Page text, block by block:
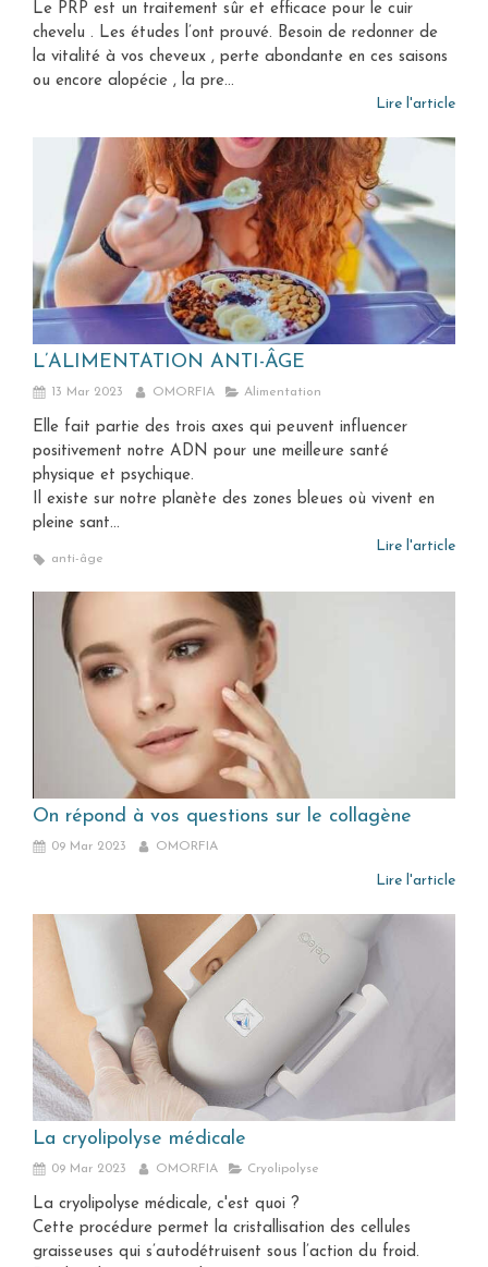
Le PRP est un traitement sûr et efficace pour le cuir
chevelu . Les études l’ont prouvé. Besoin de redonner de
la vitalité à vos cheveux , perte abondante en ces saisons
ou encore alopécie , la pre...
Lire l'article
L’ALIMENTATION ANTI-ÂGE
13 Mar 2023 OMORFIA Alimentation
Elle fait partie des trois axes qui peuvent influencer
positivement notre ADN pour une meilleure santé
physique et psychique.
Il existe sur notre planète des zones bleues où vivent en
pleine sant...
Lire l'article
anti-âge
On répond à vos questions sur le collagène
09 Mar 2023 OMORFIA
Lire l'article
La cryolipolyse médicale
09 Mar 2023 OMORFIA Cryolipolyse
La cryolipolyse médicale, c'est quoi ?
Cette procédure permet la cristallisation des cellules
graisseuses qui s’autodétruisent sous l’action du froid.